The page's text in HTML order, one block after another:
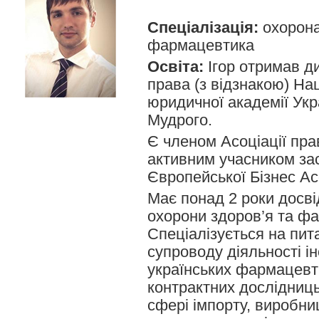
Спеціалізація:
фармацевтика
Освіта: Ігор отримав
права (з відзнакою)
юридичної академії
Мудрого.
Є членом Асоціації
активним учасником
Європейської Бізнес
Має понад 2 роки
охорони здоров’я та
Спеціалізується на
супроводу діяльності
українських
контрактних
сфері імпорту,